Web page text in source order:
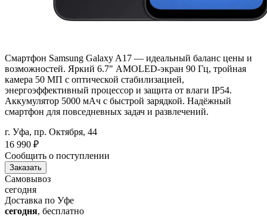
Смартфон Samsung Galaxy A17 — идеальный баланс цены и
возможностей. Яркий 6.7" AMOLED-экран 90 Гц, тройная
камера 50 МП с оптической стабилизацией,
энергоэффективный процессор и защита от влаги IP54.
Аккумулятор 5000 мАч с быстрой зарядкой. Надёжный
смартфон для повседневных задач и развлечений.
г. Уфа, пр. Октября, 44
16 990 ₽
Сообщить о поступлении
Заказать
Самовывоз
сегодня
Доставка по Уфе
сегодня, бесплатно